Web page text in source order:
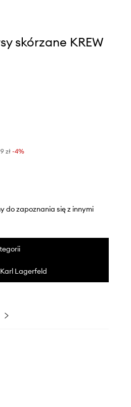
skórzane KREW
zł -4%
do zapoznania się z innymi
Lagerfeld